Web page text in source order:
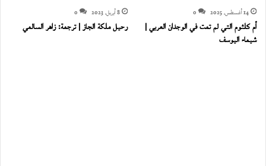
14 أغسطس، 2025 0
أم كلثوم التي لم تمت في الوجدان العربي |
شيماء اليوسف
8 أبريل، 2023 0
رحيل ملكة الجاز | ترجمة: زاهر السالمي